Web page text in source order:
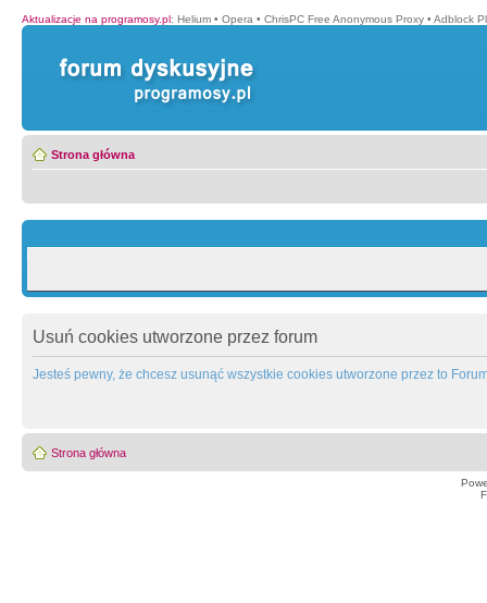
Aktualizacje na programosy.pl: Helium • Opera • ChrisPC Free Anonymous Proxy • Adblock
Strona główna
Usuń cookies utworzone przez forum
Jesteś pewny, że chcesz usunąć wszystkie cookies utworzone przez to
Strona główna